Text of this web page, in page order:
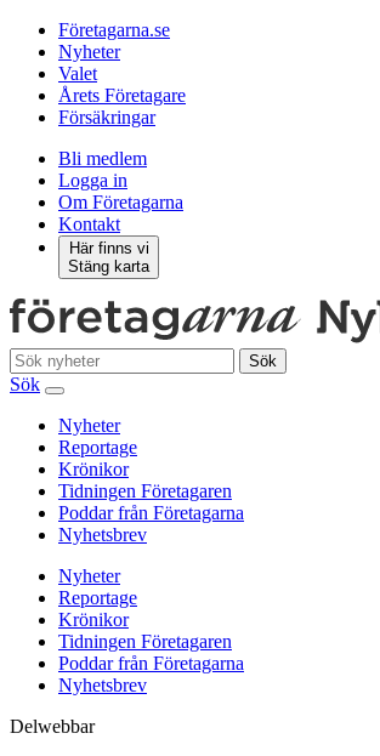
Företagarna.se
Nyheter
Valet
Årets Företagare
Försäkringar
Bli medlem
Logga in
Om Företagarna
Kontakt
Här finns vi
Stäng karta
Sök
Sök
Nyheter
Reportage
Krönikor
Tidningen Företagaren
Poddar från Företagarna
Nyhetsbrev
Nyheter
Reportage
Krönikor
Tidningen Företagaren
Poddar från Företagarna
Nyhetsbrev
Delwebbar